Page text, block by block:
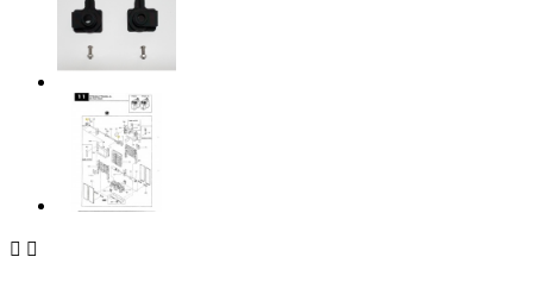
 